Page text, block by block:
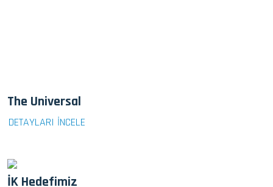
The Universal
DETAYLARI İNCELE
İK Hedefimiz